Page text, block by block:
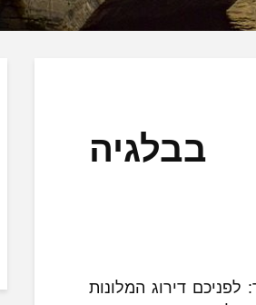
בבלגיה
דירוג המלונות